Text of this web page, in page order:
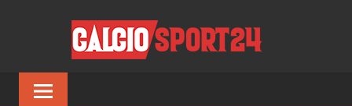
Tutto
sul